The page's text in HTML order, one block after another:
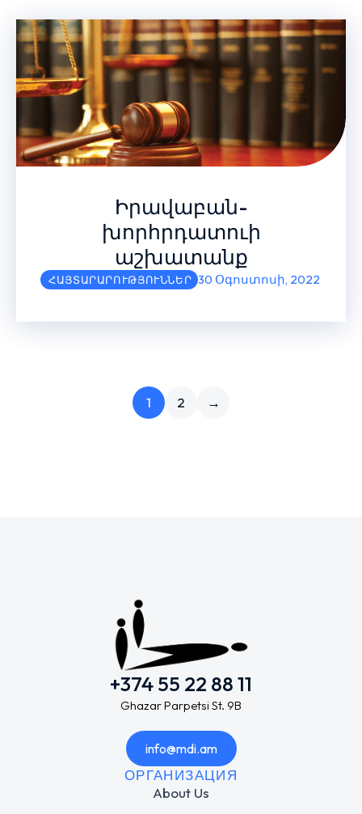
Իրավաբան-
խորհրդատուի
աշխատանք
ՀԱՅՏԱՐԱՐՈՒԹՅՈՒՆՆԵՐ 30 Օգոստոսի, 2022
1 2 →
+374 55 22 88 11
Ghazar Parpetsi St. 9B
info@mdi.am
ОРГАНИЗАЦИЯ
About Us